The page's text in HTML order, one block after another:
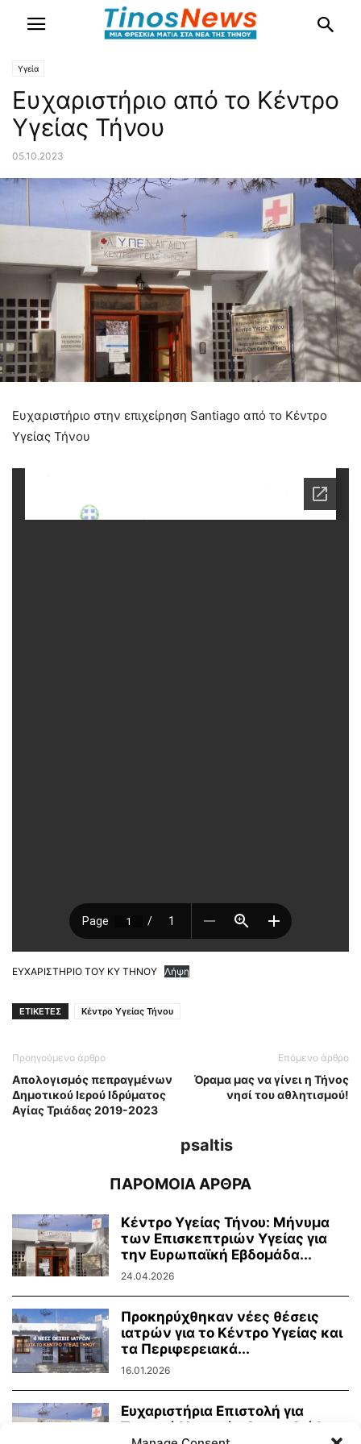
Υγεία
Ευχαριστήριο από το Κέντρο
Υγείας Τήνου
05.10.2023
Ευχαριστήριο στην επιχείρηση Santiago από το Κέντρο
Υγείας Τήνου
ΕΥΧΑΡΙΣΤΗΡΙΟ ΤΟΥ ΚΥ ΤΗΝΟΥ Λήψη
ΕΤΙΚΕΤΕΣ Κέντρο Υγείας Τήνου
Προηγούμενο άρθρο
Απολογισμός πεπραγμένων
Δημοτικού Ιερού Ιδρύματος
Αγίας Τριάδας 2019-2023
Επόμενο άρθρο
Όραμα μας να γίνει η Τήνος
νησί του αθλητισμού!
psaltis
ΠΑΡΟΜΟΙΑ ΑΡΘΡΑ
Κέντρο Υγείας Τήνου: Μήνυμα
των Επισκεπτριών Υγείας για
την Ευρωπαϊκή Εβδομάδα...
24.04.2026
Προκηρύχθηκαν νέες θέσεις
ιατρών για το Κέντρο Υγείας και
τα Περιφερειακά...
16.01.2026
Ευχαριστήρια Επιστολή για
Τεχνική Υποστήριξη και Διάθεση